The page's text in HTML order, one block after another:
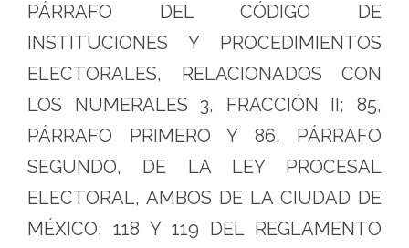
PÁRRAFO DEL CÓDIGO DE
INSTITUCIONES Y PROCEDIMIENTOS
ELECTORALES, RELACIONADOS CON
LOS NUMERALES 3, FRACCIÓN II; 85,
PÁRRAFO PRIMERO Y 86, PÁRRAFO
SEGUNDO, DE LA LEY PROCESAL
ELECTORAL, AMBOS DE LA CIUDAD DE
MÉXICO, 118 Y 119 DEL REGLAMENTO